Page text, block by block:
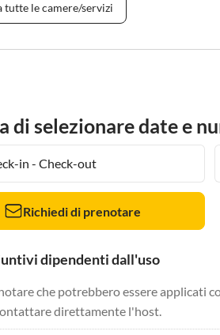
tutte le camere/servizi
di selezionare date e
in- Check-out
Richiedi di prenotare
dipendenti dall'uso
che potrebbero essere applicati
direttamente l'host.